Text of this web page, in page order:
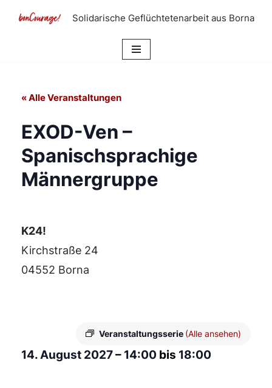
Solidarische Geflüchtetenarbeit aus Borna
« Alle Veranstaltungen
EXOD-Ven –
Spanischsprachige
Männergruppe
K24!
Kirchstraße 24
04552 Borna
Veranstaltungsserie (Alle ansehen)
14. August 2027– 14:00 bis 18:00